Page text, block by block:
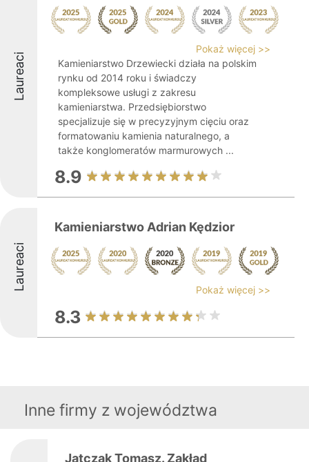
Laureaci
Pokaż więcej >>
Kamieniarstwo Drzewiecki działa na polskim
rynku od 2014 roku i świadczy
kompleksowe usługi z zakresu
kamieniarstwa. Przedsiębiorstwo
specjalizuje się w precyzyjnym cięciu oraz
formatowaniu kamienia naturalnego, a
także konglomeratów marmurowych ...
8.9
Laureaci
Kamieniarstwo Adrian Kędzior
Pokaż więcej >>
8.3
Inne firmy z województwa
Jatczak Tomasz. Zakład